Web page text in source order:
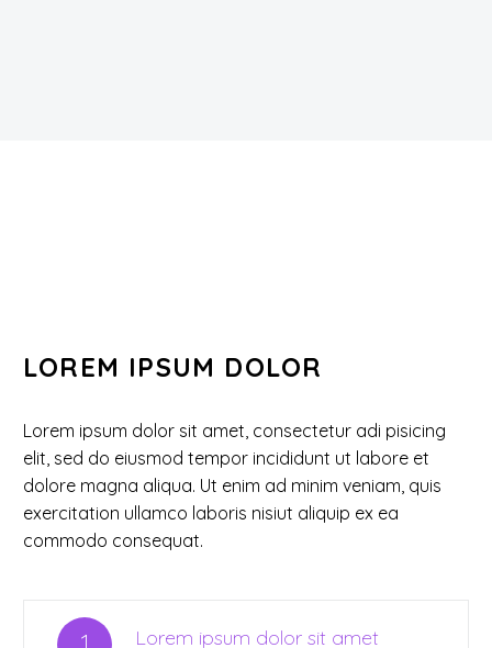
LOREM IPSUM DOLOR
Lorem ipsum dolor sit amet, consectetur adi pisicing
elit, sed do eiusmod tempor incididunt ut labore et
dolore magna aliqua. Ut enim ad minim veniam, quis
exercitation ullamco laboris nisiut aliquip ex ea
commodo consequat.
Lorem ipsum dolor sit amet